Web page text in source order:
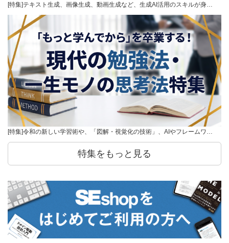
[特集]テキスト生成、画像生成、動画生成など、生成AI活用のスキルが身…
[特集]令和の新しい学習術や、「図解・視覚化の技術」、AIやフレームワ…
特集をもっと見る